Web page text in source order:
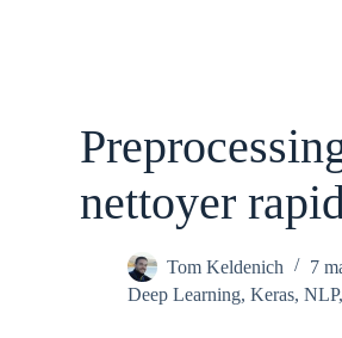
nettoyer
Tom Keldenich
7
Deep Learning, Keras, NLP,